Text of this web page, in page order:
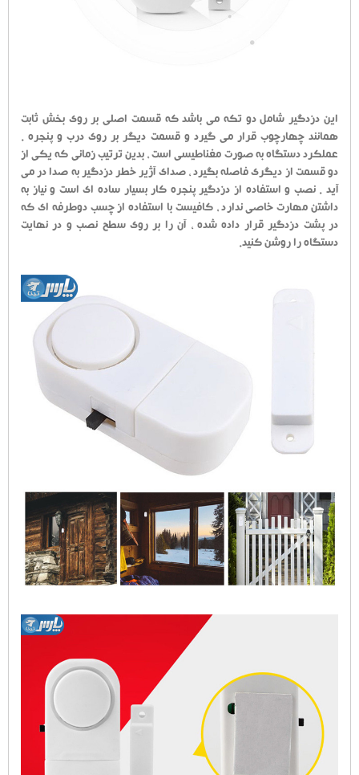
این دزدگیر شامل دو تکه می باشد که قسمت اصلی بر روی بخش ثابت
همانند چهارچوب قرار می گیرد و قسمت دیگر بر روی درب و پنجره .
عملکرد دستگاه به صورت مغناطیسی است ، بدین ترتیب زمانی که یکی از
دو قسمت از دیگری فاصله بگیرد ، صدای آژیر خطر دزدگیر به صدا در می
آید . نصب و استفاده از دزدگیر پنجره کار بسیار ساده ای است و نیاز به
داشتن مهارت خاصی ندارد ، کافیست با استفاده از چسب دوطرفه ای که
در پشت دزدگیر قرار داده شده ، آن را بر روی سطح نصب و در نهایت
دستگاه را روشن کنید.